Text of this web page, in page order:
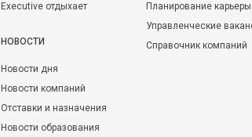
Executive отдыхает
НОВОСТИ
Новости дня
Новости компаний
Отставки и назначения
Новости образования
Планирование карьеры
Управленческие
Справочник компаний